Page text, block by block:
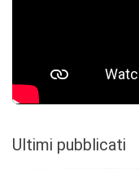
Ultimi pubblicati